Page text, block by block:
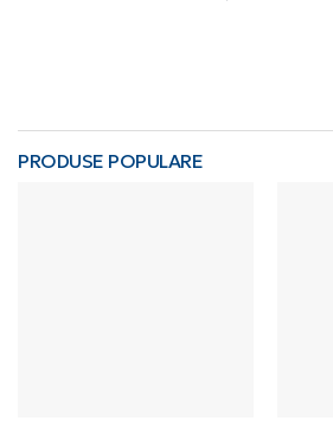
PRODUSE POPULARE